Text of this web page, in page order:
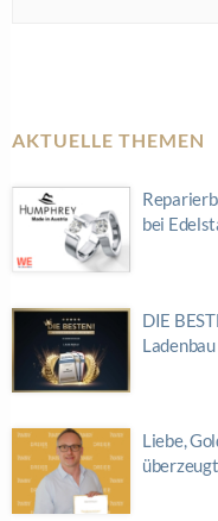
AKTUELLE THEMEN
bei
DIE
Ladenbau
Liebe,